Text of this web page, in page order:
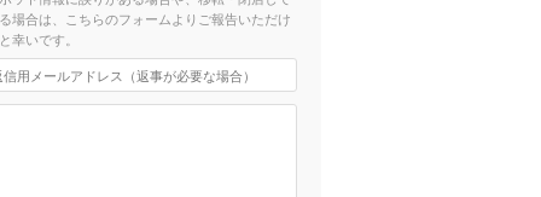
場合は、こちらのフォームよりご報告いただけ
幸いです。